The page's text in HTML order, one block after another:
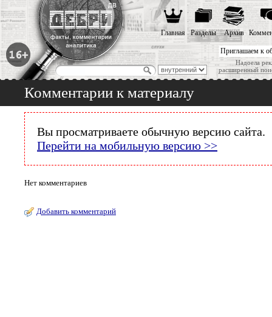
Приглашаем к
Надоела
расширенный
Главная Разделы Архив
Комментарии к материалу
Вы просматриваете обычную версию сайта.
Перейти на мобильную версию >>
Нет комментариев
Добавить комментарий